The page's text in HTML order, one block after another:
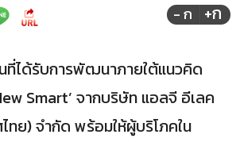
- ก +ก
ที่ได้รับการพัฒนาภายใต้แนวคิด
Smart’ จากบริษัท แอลจี อีเลค
ทย) จำกัด พร้อมให้ผู้บริโภคใน